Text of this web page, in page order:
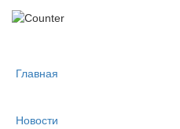
Главная
Новости